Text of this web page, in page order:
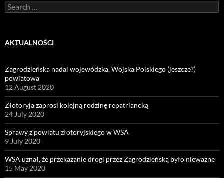
Search
for:
AKTUALNOŚCI
Zagrodzieńska nadal wojewódzka, Wojska Polskiego (jeszcze?)
powiatowa
12 August 2020
Złotoryja zaprosi kolejną rodzinę repatriancką
24 July 2020
Sprawy z powiatu złotoryjskiego w WSA
9 July 2020
WSA uznał, że przekazanie drogi przez Zagrodzieńską było nieważne
15 May 2020